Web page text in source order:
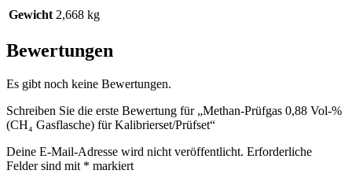
Gewicht 2,668 kg
Bewertungen
Es gibt noch keine Bewertungen.
Schreiben Sie die erste Bewertung für „Methan-Prüfgas 0,88 Vol-%
(CH₄ Gasflasche) für Kalibrierset/Prüfset“
Deine E-Mail-Adresse wird nicht veröffentlicht. Erforderliche
Felder sind mit * markiert